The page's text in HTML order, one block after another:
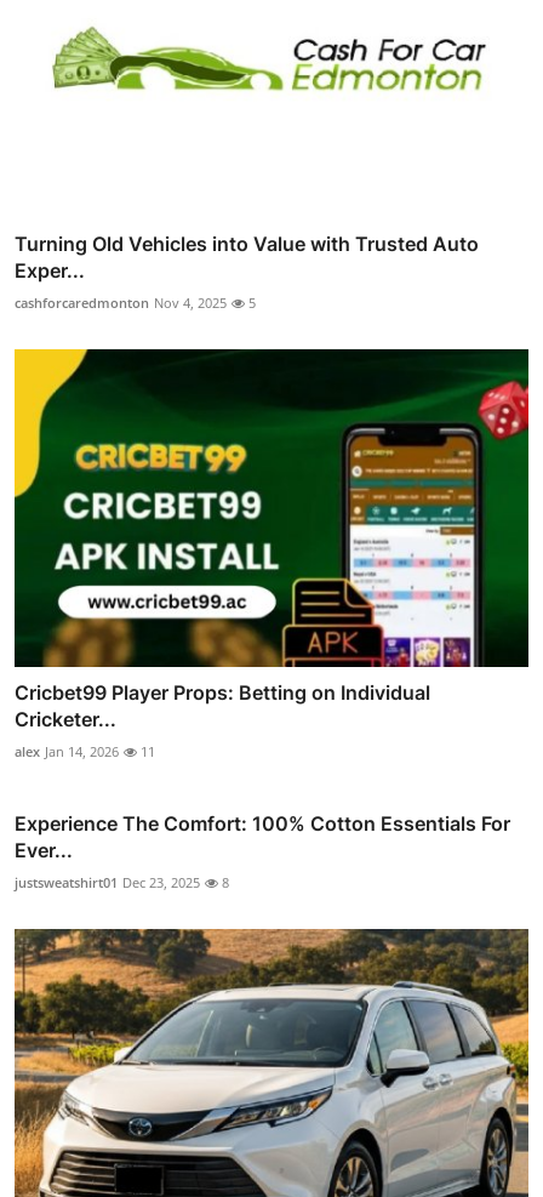
Turning Old Vehicles into Value with Trusted Auto
Exper...
cashforcaredmonton Nov 4, 2025 5
Cricbet99 Player Props: Betting on Individual
Cricketer...
alex Jan 14, 2026 11
Experience The Comfort: 100% Cotton Essentials For
Ever...
justsweatshirt01 Dec 23, 2025 8